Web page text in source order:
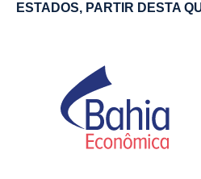
ESTADOS, PARTIR DESTA